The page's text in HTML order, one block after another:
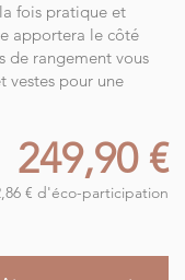
fois pratique et
apportera le côté
de rangement vous
vestes pour une
249,90 €
€ d'éco-participation